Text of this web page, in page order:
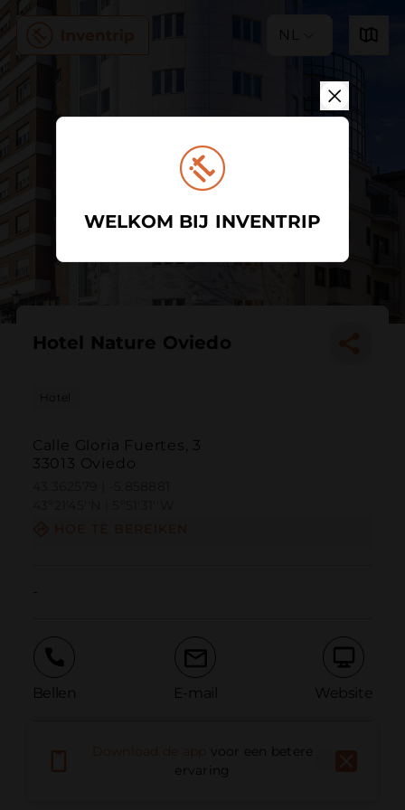
NL
Hotel Nature Oviedo
Hotel
Calle Gloria Fuertes, 3
33013 Oviedo
Bellen E-mail Website
Probleem meldenvoor een betere
ervaring
WELKOM BIJ INVENTRIP